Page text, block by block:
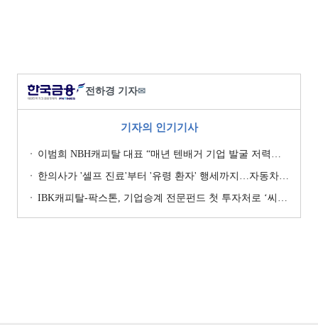
전하경 기자✉
기자의 인기기사
이범희 NBH캐피탈 대표 “매년 텐배거 기업 발굴 저력…올해 ROE 20% 목표”
한의사가 '셀프 진료'부터 '유령 환자' 행세까지…자동차보험 악용 심각 [경상환자 8주룰 도입 초읽기]
IBK캐피탈-팍스톤, 기업승계 전문펀드 첫 투자처로 ‘씨엠디기술단’ 낙점 [캐피탈사 돋보기]